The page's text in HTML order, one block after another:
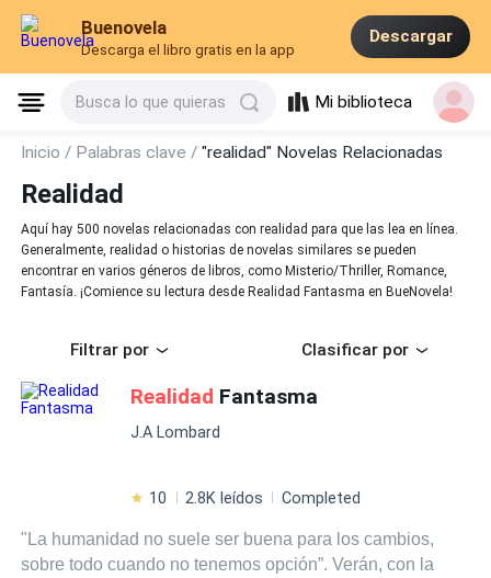
Buenovela
Descarga el libro gratis en la app
Descargar
Busca lo que quieras Mi biblioteca
Inicio / Palabras clave /"realidad" Novelas Relacionadas
Realidad
Aquí hay 500 novelas relacionadas con realidad para que las lea en línea.
Generalmente, realidad o historias de novelas similares se pueden
encontrar en varios géneros de libros, como Misterio/Thriller, Romance,
Fantasía. ¡Comience su lectura desde Realidad Fantasma en BueNovela!
Filtrar por Clasificar por
Realidad Fantasma
J.A Lombard
10 2.8K leídos Completed
"La humanidad no suele ser buena para los cambios,
sobre todo cuando no tenemos opción”. Verán, con la